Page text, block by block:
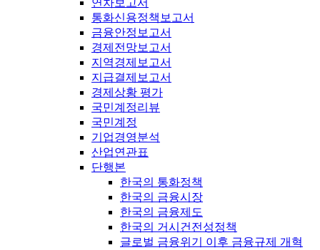
연차보고서
통화신용정책보고서
금융안정보고서
경제전망보고서
지역경제보고서
지급결제보고서
경제상황 평가
국민계정리뷰
국민계정
기업경영분석
산업연관표
단행본
한국의 통화정책
한국의 금융시장
한국의 금융제도
한국의 거시건전성정책
글로벌 금융위기 이후 금융규제 개혁